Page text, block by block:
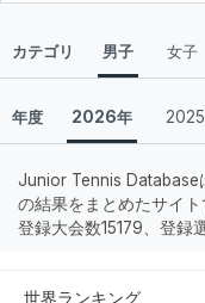
カテゴリ 男子 女子
年度 2026年
Junior Tennis Database
の結果をまとめたサイト
登録大会数15179、登録
世界ランキング